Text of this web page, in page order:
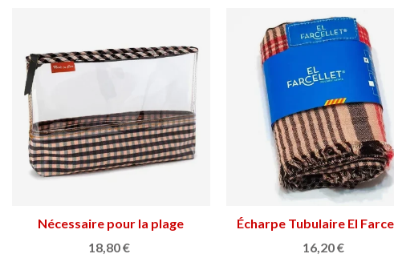
Afficher plus
Verres Xatus
Afficher plus
Grand bracelet Cordill